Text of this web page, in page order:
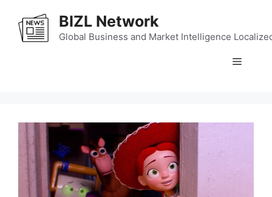
content
BIZL Network
Global Business and Market Intelligence
Menu